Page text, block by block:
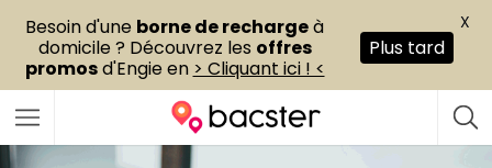
Besoin d'une borne de rechargeà
domicile ? Découvrez les offres
promosd'Engie en > Cliquant ici ! <
Plus tard
X